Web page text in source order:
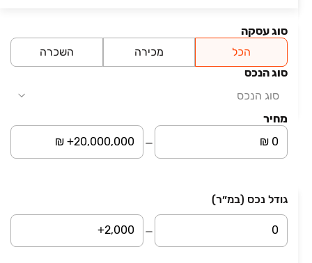
סוג עסקה
הכל
מכירה
השכרה
סוג הנכס
סוג הנכס
מחיר
גודל נכס (במ״ר)
₪ 9,000
אולמות
אולמות, חיפה
השארת פרטים
סיבת פנייה